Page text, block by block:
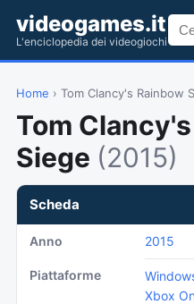
videogames.it
L'enciclopedia dei videogiochi
Home › Tom Clancy's Rainbow
Tom
Siege (2015)
Scheda
Anno 2015
Piattaforme
Xbox